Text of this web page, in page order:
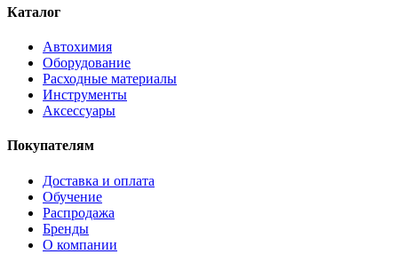
Каталог
Автохимия
Оборудование
Расходные материалы
Инструменты
Аксессуары
Покупателям
Доставка и оплата
Обучение
Распродажа
Бренды
О компании